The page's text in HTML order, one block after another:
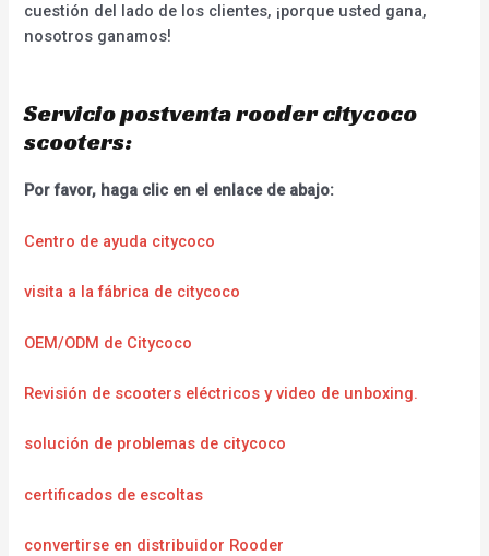
cuestión del lado de los clientes, ¡porque usted gana,
nosotros ganamos!
Servicio postventa rooder citycoco
scooters:
Por favor, haga clic en el enlace de abajo:
Centro de ayuda citycoco
visita a la fábrica de citycoco
OEM/ODM de Citycoco
Revisión de scooters eléctricos y video de unboxing.
solución de problemas de citycoco
certificados de escoltas
convertirse en distribuidor Rooder